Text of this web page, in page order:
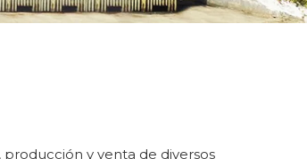
y venta de diversos